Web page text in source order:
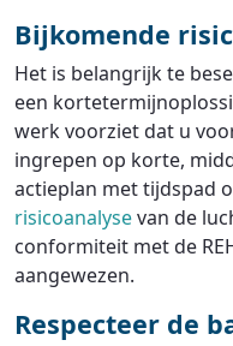
Bijkomende
Het is belangrijk te
een
werk voorziet dat u
ingrepen op korte,
actieplan met tijdspad
risicoanalysevan de
conformiteit met de
aangewezen.
Respecteer de